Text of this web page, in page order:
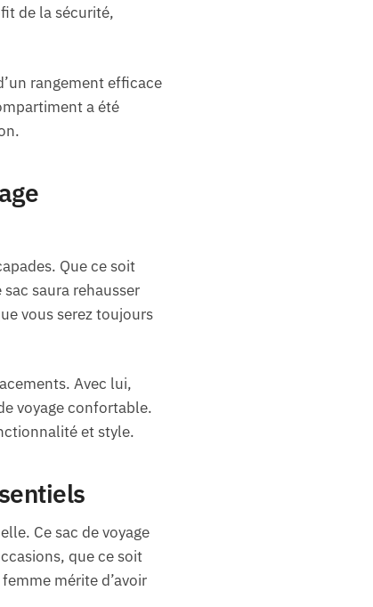
de la sécurité,
rangement efficace
a été
Que ce soit
saura rehausser
vous serez toujours
Avec lui,
voyage confortable.
et style.
Ce sac de voyage
que ce soit
mérite d’avoir